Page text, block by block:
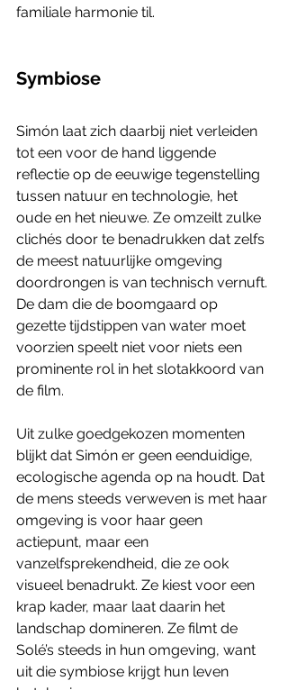
familiale harmonie til.
Symbiose
Simón laat zich daarbij niet verleiden
tot een voor de hand liggende
reflectie op de eeuwige tegenstelling
tussen natuur en technologie, het
oude en het nieuwe. Ze omzeilt zulke
clichés door te benadrukken dat zelfs
de meest natuurlijke omgeving
doordrongen is van technisch vernuft.
De dam die de boomgaard op
gezette tijdstippen van water moet
voorzien speelt niet voor niets een
prominente rol in het slotakkoord van
de film.
Uit zulke goedgekozen momenten
blijkt dat Simón er geen eenduidige,
ecologische agenda op na houdt. Dat
de mens steeds verweven is met haar
omgeving is voor haar geen
actiepunt, maar een
vanzelfsprekendheid, die ze ook
visueel benadrukt. Ze kiest voor een
krap kader, maar laat daarin het
landschap domineren. Ze filmt de
Solé’s steeds in hun omgeving, want
uit die symbiose krijgt hun leven